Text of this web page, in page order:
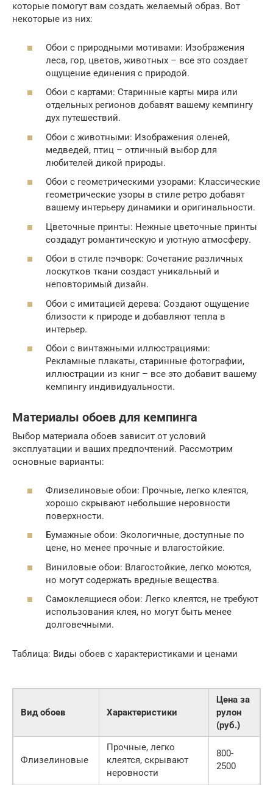
которые помогут вам создать желаемый образ. Вот
некоторые из них:
Обои с природными мотивами: Изображения
леса, гор, цветов, животных – все это создает
ощущение единения с природой.
Обои с картами: Старинные карты мира или
отдельных регионов добавят вашему кемпингу
дух путешествий.
Обои с животными: Изображения оленей,
медведей, птиц – отличный выбор для
любителей дикой природы.
Обои с геометрическими узорами: Классические
геометрические узоры в стиле ретро добавят
вашему интерьеру динамики и оригинальности.
Цветочные принты: Нежные цветочные принты
создадут романтическую и уютную атмосферу.
Обои в стиле пэчворк: Сочетание различных
лоскутков ткани создаст уникальный и
неповторимый дизайн.
Обои с имитацией дерева: Создают ощущение
близости к природе и добавляют тепла в
интерьер.
Обои с винтажными иллюстрациями:
Рекламные плакаты, старинные фотографии,
иллюстрации из книг – все это добавит вашему
кемпингу индивидуальности.
Материалы обоев для кемпинга
Выбор материала обоев зависит от условий
эксплуатации и ваших предпочтений. Рассмотрим
основные варианты:
Флизелиновые обои: Прочные, легко клеятся,
хорошо скрывают небольшие неровности
поверхности.
Бумажные обои: Экологичные, доступные по
цене, но менее прочные и влагостойкие.
Виниловые обои: Влагостойкие, легко моются,
но могут содержать вредные вещества.
Самоклеящиеся обои: Легко клеятся, не требуют
использования клея, но могут быть менее
долговечными.
Таблица: Виды обоев с характеристиками и ценами
Вид обоев Характеристики
Цена за
рулон
(руб.)
Флизелиновые
Прочные, легко
клеятся, скрывают
неровности
800-
2500